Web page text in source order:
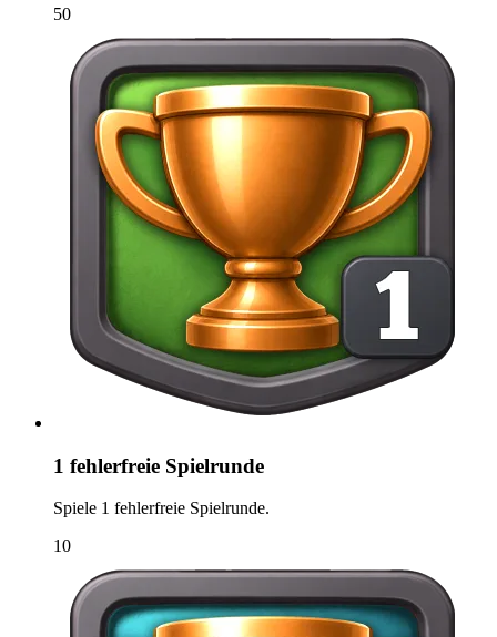
50
1 fehlerfreie Spielrunde
Spiele 1 fehlerfreie Spielrunde.
10